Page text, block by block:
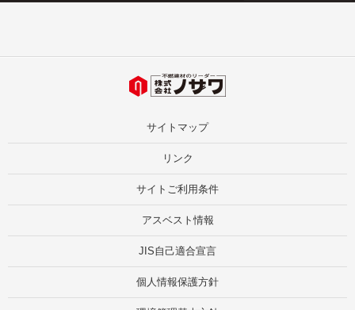
サイトマップ
リンク
サイトご利用条件
アスベスト情報
JIS自己適合宣言
個人情報保護方針